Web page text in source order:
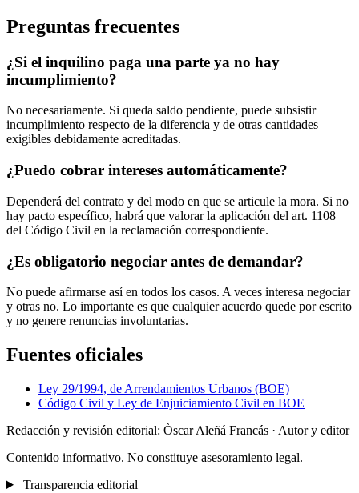
Preguntas frecuentes
¿Si el inquilino paga una parte ya no hay
incumplimiento?
No necesariamente. Si queda saldo pendiente, puede subsistir
incumplimiento respecto de la diferencia y de otras cantidades
exigibles debidamente acreditadas.
¿Puedo cobrar intereses automáticamente?
Dependerá del contrato y del modo en que se articule la mora. Si no
hay pacto específico, habrá que valorar la aplicación del art. 1108
del Código Civil en la reclamación correspondiente.
¿Es obligatorio negociar antes de demandar?
No puede afirmarse así en todos los casos. A veces interesa negociar
y otras no. Lo importante es que cualquier acuerdo quede por escrito
y no genere renuncias involuntarias.
Fuentes oficiales
Ley 29/1994, de Arrendamientos Urbanos (BOE)
Código Civil y Ley de Enjuiciamiento Civil en BOE
Redacción y revisión editorial: Òscar Aleñá Francás · Autor y editor
Contenido informativo. No constituye asesoramiento legal.
Transparencia editorial